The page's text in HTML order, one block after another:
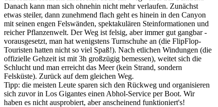
Danach kann man sich ohnehin nicht mehr verlaufen. Zunächst
etwas steiler, dann zunehmend flach geht es hinein in den Canyon
mit seinen engen Felswänden, spektakulären Steinformationen und
reicher Pflanzenwelt. Der Weg ist felsig, aber immer gut gangbar -
vorausgesetzt, man hat wenigstens Turnschuhe an (die FlipFlop-
Touristen hatten nicht so viel Spaß!). Nach etlichen Windungen (die
offizielle Gehzeit ist mit 3h großzügig bemessen), weitet sich die
Schlucht und man erreicht das Meer (kein Strand, sondern
Felsküste). Zurück auf dem gleichen Weg.
Tipp: die meisten Leute sparen sich den Rückweg und organisieren
sich zuvor in Los Gigantes einen Abhol-Service per Boot. Wir
haben es nicht ausprobiert, aber anscheinend funktioniert's!